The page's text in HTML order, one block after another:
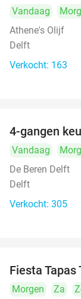
Vandaag
Athene's Olijf
Delft
Verkocht: 163
4-gangen
Vandaag
De Beren Delft
Delft
Verkocht: 305
Fiesta Tapas
Morgen Za